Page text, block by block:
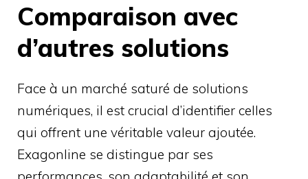
Comparaison avec
d’autres solutions
Face à un marché saturé de solutions
numériques, il est crucial d’identifier celles
qui offrent une véritable valeur ajoutée.
Exagonline se distingue par ses